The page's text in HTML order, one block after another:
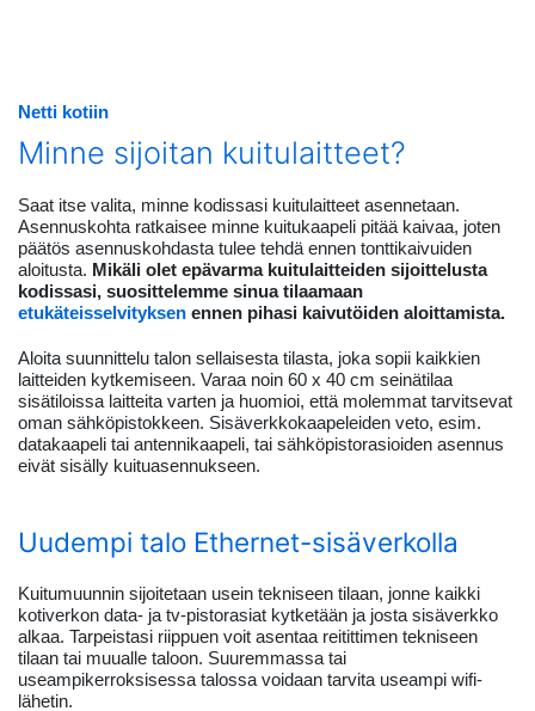
Netti kotiin
Minne sijoitan kuitulaitteet?
Saat itse valita, minne kodissasi kuitulaitteet asennetaan.
Asennuskohta ratkaisee minne kuitukaapeli pitää kaivaa, joten
päätös asennuskohdasta tulee tehdä ennen tonttikaivuiden
aloitusta. Mikäli olet epävarma kuitulaitteiden sijoittelusta
kodissasi, suosittelemme sinua tilaamaan
etukäteisselvityksen ennen pihasi kaivutöiden aloittamista.
Aloita suunnittelu talon sellaisesta tilasta, joka sopii kaikkien
laitteiden kytkemiseen. Varaa noin 60 x 40 cm seinätilaa
sisätiloissa laitteita varten ja huomioi, että molemmat tarvitsevat
oman sähköpistokkeen. Sisäverkkokaapeleiden veto, esim.
datakaapeli tai antennikaapeli, tai sähköpistorasioiden asennus
eivät sisälly kuituasennukseen.
Uudempi talo Ethernet-sisäverkolla
Kuitumuunnin sijoitetaan usein tekniseen tilaan, jonne kaikki
kotiverkon data- ja tv-pistorasiat kytketään ja josta sisäverkko
alkaa. Tarpeistasi riippuen voit asentaa reitittimen tekniseen
tilaan tai muualle taloon. Suuremmassa tai
useampikerroksisessa talossa voidaan tarvita useampi wifi-
lähetin.